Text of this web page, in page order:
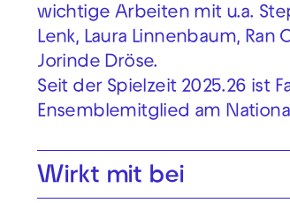
wichtige Arbeiten mit u.a.
Lenk, Laura Linnenbaum, Ran
Jorinde Dröse.
Seit der Spielzeit 2025.26 ist
Ensemblemitglied am
Wirkt mit bei